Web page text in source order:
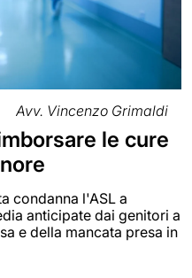
Avv. Vincenzo Grimaldi
le cure
condanna l'ASL a
anticipate dai genitori a
e della mancata presa in